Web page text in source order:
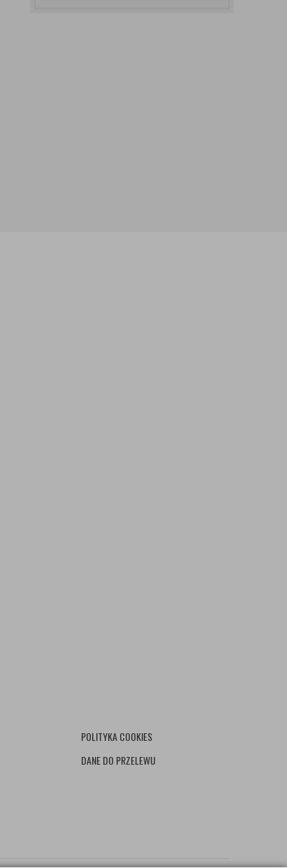
POLITYKA COOKIES
DANE DO PRZELEWU